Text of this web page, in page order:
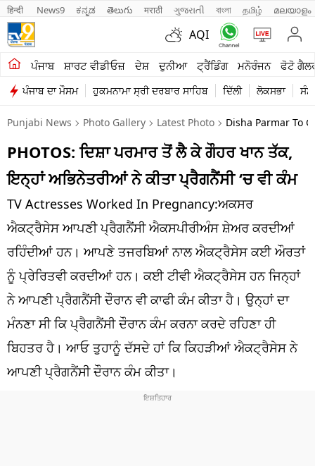
हिन्दी News9 ಕನ್ನಡ తెలుగు मराठी ગુજરાતી বাংলা தமிழ் മലയാളം
AQI
ਪੰਜਾਬ ਸ਼ਾਰਟ ਵੀਡੀਓਜ਼ ਦੇਸ਼ ਦੁਨੀਆ ਟ੍ਰੈਂਡਿੰਗ ਮਨੋਰੰਜਨ ਫੋਟੋ
ਪੰਜਾਬ ਦਾ ਮੌਸਮ ਹੁਕਮਨਾਮਾ ਸ੍ਰੀ ਦਰਬਾਰ ਸਾਹਿਬ ਦਿੱਲੀ ਲੋਕਸਭਾ
ਖੇਤੀਬਾੜੀ
ਸ਼ਾਰਟ ਵੀਡੀਓਜ਼
ਕਾਰੋਬਾਰ
ਕਰਿਅਰ
ਮਨੋਰੰਜਨ
ਦੇਸ਼
ਲਾਈਫ ਸਟਾਈਲ
ਪੰਜਾਬ
ਧਰਮ
ਖੇਡਾਂ
Punjabi News Photo Gallery Latest Photo Disha Parmar To
PHOTOS: ਦਿਸ਼ਾ ਪਰਮਾਰ ਤੋਂ ਲੈ ਕੇ ਗੌਹਰ ਖਾਨ ਤੱਕ,
ਇਨ੍ਹਾਂ ਅਭਿਨੇਤਰੀਆਂ ਨੇ ਕੀਤਾ ਪ੍ਰੈਗਨੈਂਸੀ ‘ਚ ਵੀ ਕੰਮ
TV Actresses Worked In Pregnancy:ਅਕਸਰ
ਐਕਟ੍ਰੈਸੇਸ ਆਪਣੀ ਪ੍ਰੈਗਨੈਂਸੀ ਐਕਸਪੀਰੀਅੰਸ ਸ਼ੇਅਰ ਕਰਦੀਆਂ
ਰਹਿੰਦੀਆਂ ਹਨ। ਆਪਣੇ ਤਜਰਬਿਆਂ ਨਾਲ ਐਕਟ੍ਰੈਸੇਸ ਕਈ ਔਰਤਾਂ
ਨੂੰ ਪ੍ਰੇਰਿਤਵੀ ਕਰਦੀਆਂ ਹਨ। ਕਈ ਟੀਵੀ ਐਕਟ੍ਰੈਸੇਸ ਹਨ ਜਿਨ੍ਹਾਂ
ਨੇ ਆਪਣੀ ਪ੍ਰੈਗਨੈਂਸੀ ਦੌਰਾਨ ਵੀ ਕਾਫੀ ਕੰਮ ਕੀਤਾ ਹੈ। ਉਨ੍ਹਾਂ ਦਾ
ਮੰਨਣਾ ਸੀ ਕਿ ਪ੍ਰੈਗਨੈਂਸੀ ਦੌਰਾਨ ਕੰਮ ਕਰਨਾ ਕਰਦੇ ਰਹਿਣਾ ਹੀ
ਬਿਹਤਰ ਹੈ। ਆਓ ਤੁਹਾਨੂੰ ਦੱਸਦੇ ਹਾਂ ਕਿ ਕਿਹੜੀਆਂ ਐਕਟ੍ਰੈਸੇਸ ਨੇ
ਆਪਣੀ ਪ੍ਰੈਗਨੈਂਸੀ ਦੌਰਾਨ ਕੰਮ ਕੀਤਾ।